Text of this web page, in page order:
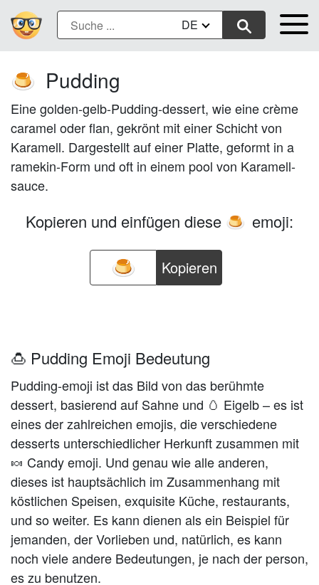
DE
🍮 Pudding
Eine golden-gelb-Pudding-dessert, wie eine crème
caramel oder flan, gekrönt mit einer Schicht von
Karamell. Dargestellt auf einer Platte, geformt in a
ramekin-Form und oft in einem pool von Karamell-
sauce.
Kopieren und einfügen diese 🍮 emoji:
Kopieren
🍮 Pudding Emoji Bedeutung
Pudding-emoji ist das Bild von das berühmte
dessert, basierend auf Sahne und 🥚 Eigelb – es ist
eines der zahlreichen emojis, die verschiedene
desserts unterschiedlicher Herkunft zusammen mit
🍬 Candy emoji. Und genau wie alle anderen,
dieses ist hauptsächlich im Zusammenhang mit
köstlichen Speisen, exquisite Küche, restaurants,
und so weiter. Es kann dienen als ein Beispiel für
jemanden, der Vorlieben und, natürlich, es kann
noch viele andere Bedeutungen, je nach der person,
es zu benutzen.